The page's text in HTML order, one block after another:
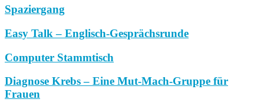
Spaziergang
Easy Talk – Englisch-Gesprächsrunde
Computer Stammtisch
Diagnose Krebs – Eine Mut-Mach-Gruppe für
Frauen